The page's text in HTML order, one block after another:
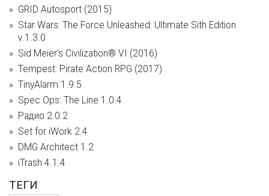
GRID Autosport (2015)
Star Wars: The Force Unleashed: Ultimate Sith Edition
v.1.3.0
Sid Meier’s Civilization® VI (2016)
Tempest: Pirate Action RPG (2017)
TinyAlarm 1.9.5
Spec Ops: The Line 1.0.4
Радио 2.0.2
Set for iWork 2.4
DMG Architect 1.2
iTrash 4.1.4
ТЕГИ